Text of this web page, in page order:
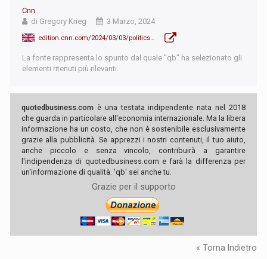
Cnn
di Gregory Krieg
3 Marzo, 2024
La fonte rappresenta lo spunto dal quale "qb" ha selezionato gli
elementi ritenuti più rilevanti.
quotedbusiness.com è una testata indipendente nata nel 2018
che guarda in particolare all'economia internazionale. Ma la libera
informazione ha un costo, che non è sostenibile esclusivamente
grazie alla pubblicità. Se apprezzi i nostri contenuti, il tuo aiuto,
anche piccolo e senza vincolo, contribuirà a garantire
l'indipendenza di quotedbusiness.com e farà la differenza per
un'informazione di qualità. 'qb' sei anche tu.
Grazie per il supporto
« Torna Indietro